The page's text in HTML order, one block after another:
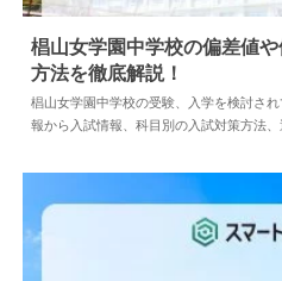
中学情報
椙山女学園中学校の偏差値
方法を徹底解説！
椙山女学園中学校の受験、入学を検討さ
報から入試情報、科目別の入試対策方法